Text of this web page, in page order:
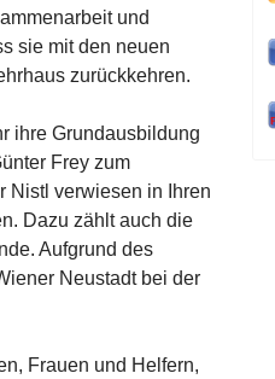
und
sie mit den neuen
zurückkehren.
ihre Grundausbildung
Frey zum
Nistl verwiesen in Ihren
Dazu zählt auch die
Aufgrund des
Neustadt bei der
Frauen und Helfern,